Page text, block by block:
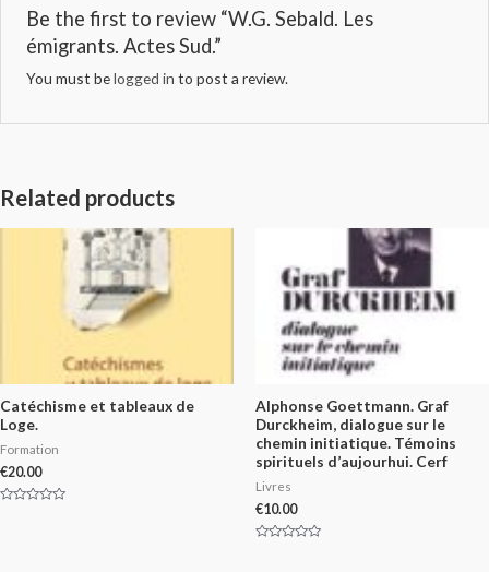
Be the first to review “W.G. Sebald. Les
émigrants. Actes Sud.”
You must belogged in to post a review.
Related products
Catéchisme et tableaux de
Loge.
Formation
€20.00
Alphonse Goettmann. Graf
Durckheim, dialogue sur le
chemin initiatique. Témoins
spirituels d’aujourhui. Cerf
Livres
€10.00